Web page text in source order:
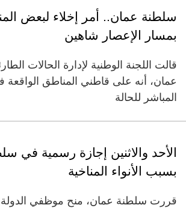
سلطنة عمان.. أمر إخلاء لبعض
بمسار الإعصار شاهين
قالت اللجنة الوطنية لإدارة الحالات
عمان، أنه على قاطني المناطق الواقعة
المباشر للحالة
الأحد والاثنين إجازة رسمية في
بسبب الأنواء المناخية
قررت ‏سلطنة عمان، منح موظفي الدولة